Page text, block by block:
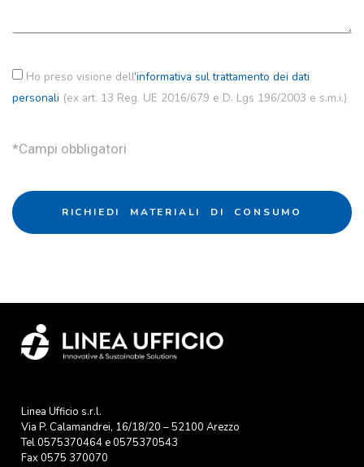
Ho preso visione dell’informativa sul trattamento dei dati
personali (ex art. 13 Reg. UE 2016/679 e D. Lgs 196/2003 e s.m.i.)
*Campi obbligatori
RICHIEDI MATERIALI DI CONSUMO​​
Linea Ufficio s.r.l.
Via P. Calamandrei, 16/18/20 – 52100 Arezzo
Tel0575370464e0575370543
Fax 0575 370070